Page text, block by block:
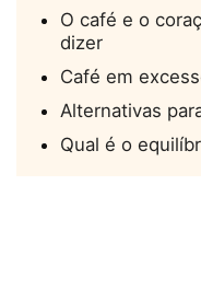
O café e o
dizer
Café em
Alternativas
Qual é o